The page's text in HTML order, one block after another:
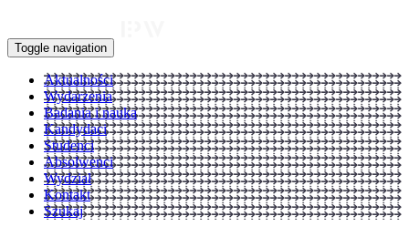
Toggle navigation
Aktualności
Wydarzenia
Badania i nauka
Kandydaci
Studenci
Absolwenci
Wydział
Kontakt
Szukaj